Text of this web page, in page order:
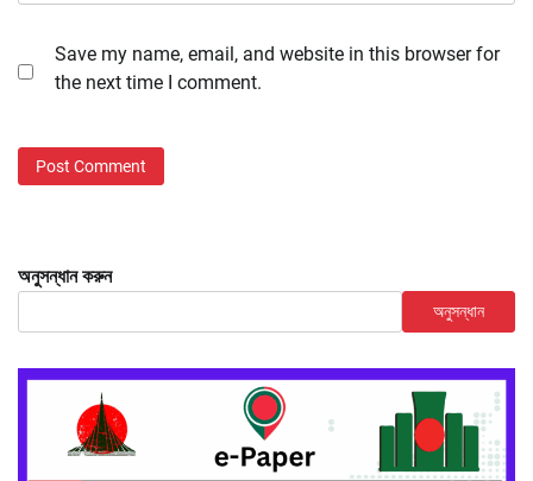
Save my name, email, and website in this browser for
the next time I comment.
অনুসন্ধান করুন
অনুসন্ধান